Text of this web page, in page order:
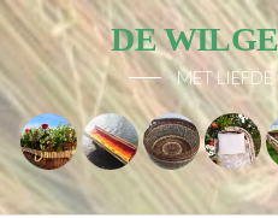
DE
MET